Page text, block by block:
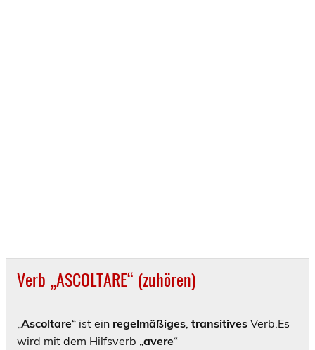
Verb „ASCOLTARE“ (zuhören)
Ascoltare“ ist ein regelmäßiges transitives Verb. Es
wird mit dem Hilfsverb „ avere“